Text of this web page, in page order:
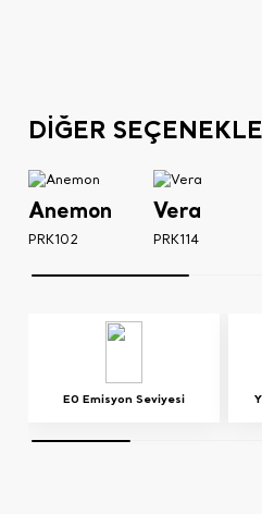
DİĞER
Anemon
PRK102
Vera
PRK114
E0 Emisyon Seviyesi